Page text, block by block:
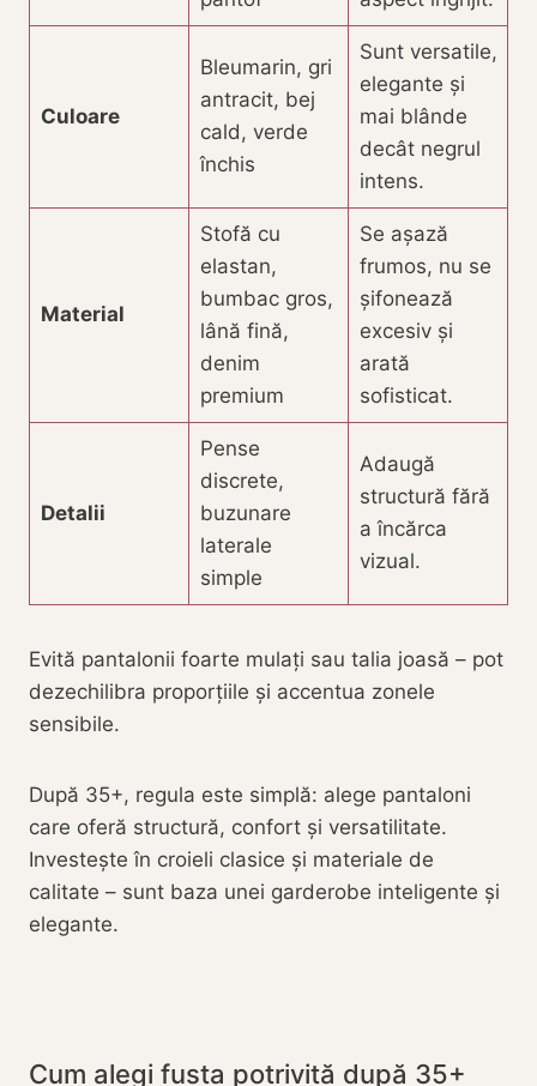
Culoare
Bleumarin, gri
antracit, bej
cald, verde
închis
Sunt versatile,
elegante și
mai blânde
decât negrul
intens.
Material
Stofă cu
elastan,
bumbac gros,
lână fină,
denim
premium
Se așază
frumos, nu se
șifonează
excesiv și
arată
sofisticat.
Detalii
Pense
discrete,
buzunare
laterale
simple
Adaugă
structură fără
a încărca
vizual.
Evită pantalonii foarte mulați sau talia joasă – pot
dezechilibra proporțiile și accentua zonele
sensibile.
După 35+, regula este simplă: alege pantaloni
care oferă structură, confort și versatilitate.
Investește în croieli clasice și materiale de
calitate – sunt baza unei garderobe inteligente și
elegante.
Cum alegi fusta potrivită după 35+